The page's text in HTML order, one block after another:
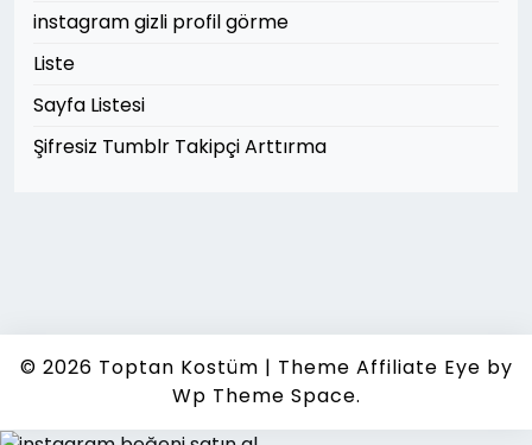
instagram gizli profil görme
Liste
Sayfa Listesi
Şifresiz Tumblr Takipçi Arttırma
© 2026 Toptan Kostüm | Theme Affiliate Eye by
Wp Theme Space.